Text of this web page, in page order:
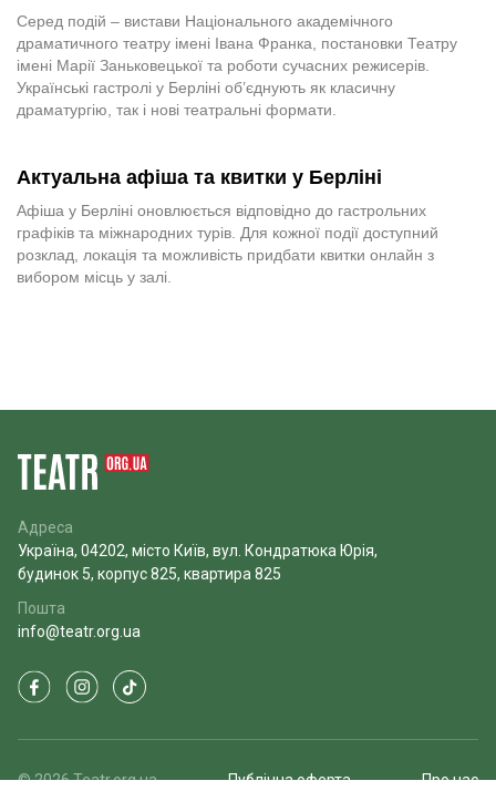
Серед подій – вистави Національного академічного
драматичного театру імені Івана Франка, постановки Театру
імені Марії Заньковецької та роботи сучасних режисерів.
Українські гастролі у Берліні об’єднують як класичну
драматургію, так і нові театральні формати.
Актуальна афіша та квитки у Берліні
Афіша у Берліні оновлюється відповідно до гастрольних
графіків та міжнародних турів. Для кожної події доступний
розклад, локація та можливість придбати квитки онлайн з
вибором місць у залі.
Адреса
Україна, 04202, місто Київ, вул. Кондратюка Юрія,
будинок 5, корпус 825, квартира 825
Пошта
info@teatr.org.ua
© 2026 Teatr.org.ua Публічна оферта Про нас